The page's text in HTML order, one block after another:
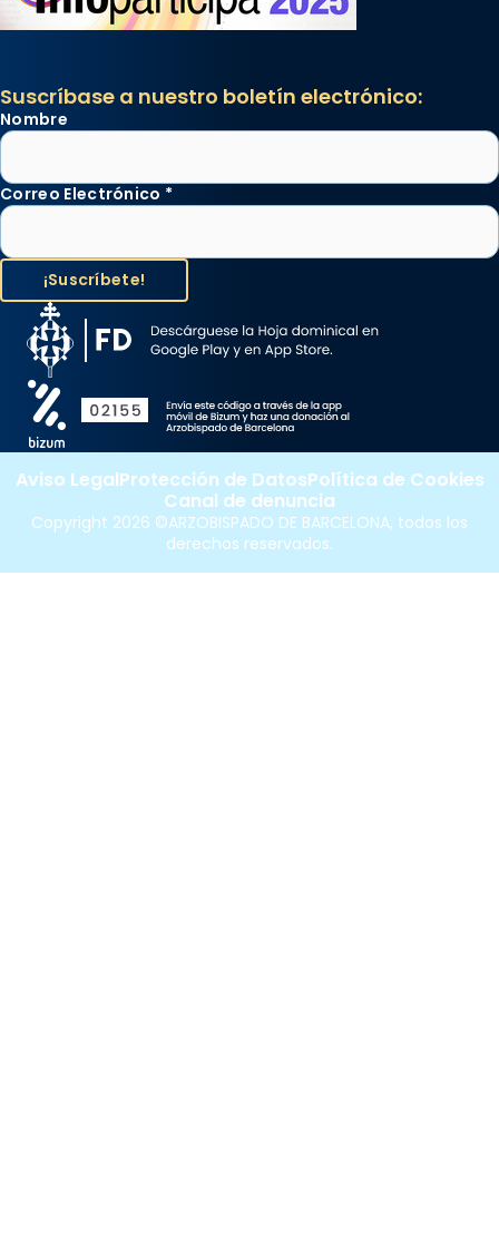
Suscríbase a nuestro boletín electrónico:
Nombre
Correo Electrónico *
Copyright 2026 ©ARZOBISPADO DE BARCELONA, todos los
derechos reservados.
Aviso LegalProtección de DatosPolítica de Cookies
Canal de denuncia